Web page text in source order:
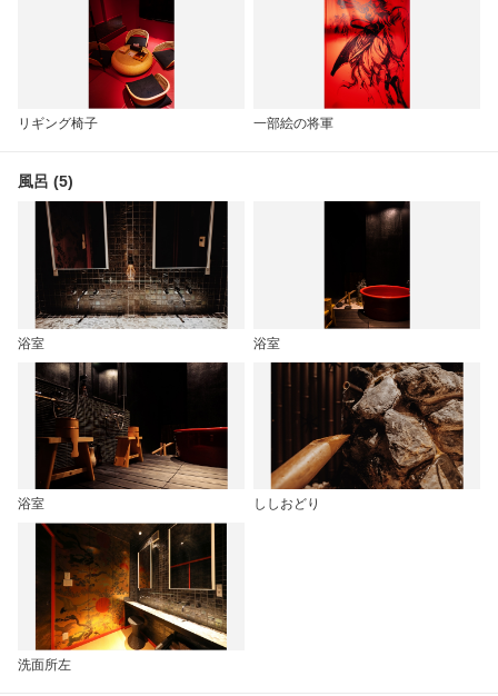
リギング椅子 一部絵の将軍
風呂 (5)
浴室 浴室
浴室 ししおどり
洗面所左